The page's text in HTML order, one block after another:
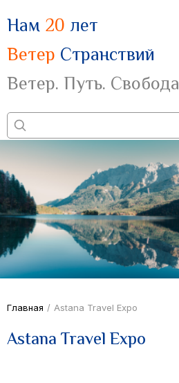
Нам 20 лет
Ветер Странствий
Ветер. Путь. Свобода
Главная / Astana Travel Expo
Astana Travel Expo